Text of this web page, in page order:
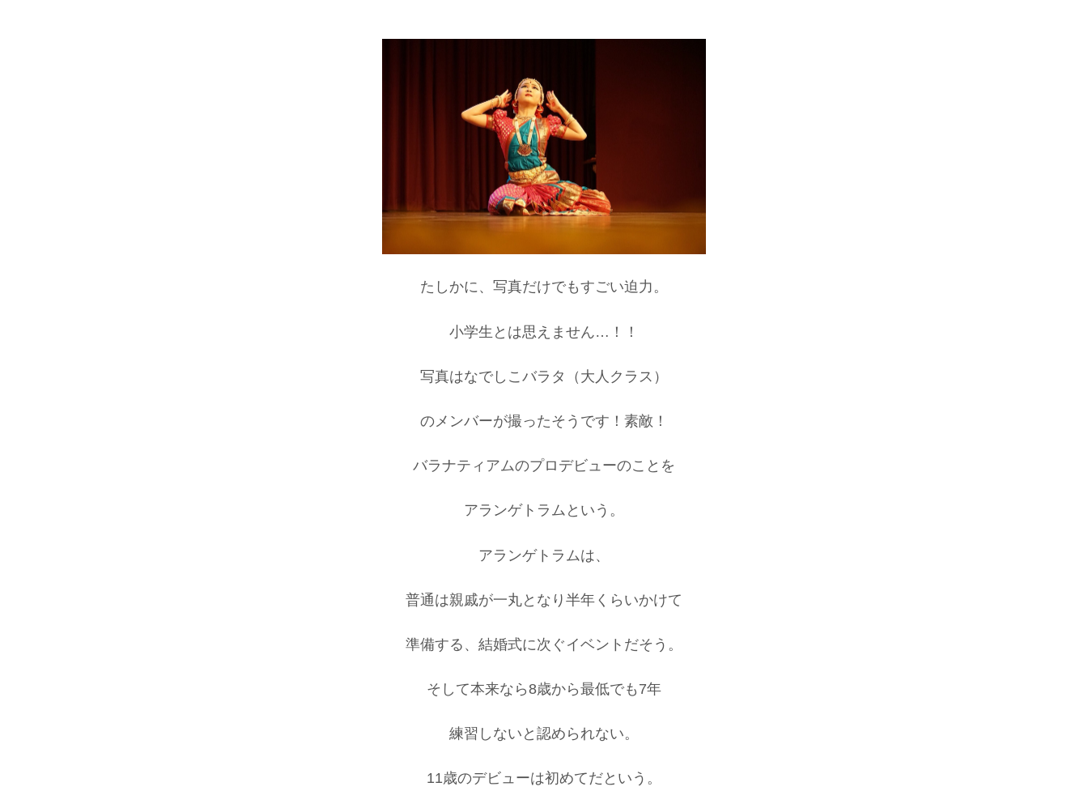
たしかに、写真だけでもすごい迫力。
小学生とは思えません…！！
写真はなでしこバラタ（大人クラス）
のメンバーが撮ったそうです！素敵！
バラナティアムのプロデビューのことを
アランゲトラムという。
アランゲトラムは、
普通は親戚が一丸となり半年くらいかけて
準備する、結婚式に次ぐイベントだそう。
そして本来なら8歳から最低でも7年
練習しないと認められない。
11歳のデビューは初めてだという。